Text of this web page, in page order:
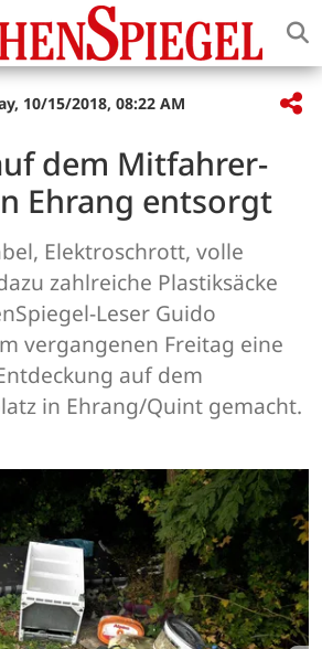
10/15/2018, 08:22 AM
dem Mitfahrer-
Ehrang entsorgt
Elektroschrott, volle
zahlreiche Plastiksäcke
Leser Guido
vergangenen Freitag eine
auf dem
in Ehrang/Quint gemacht.